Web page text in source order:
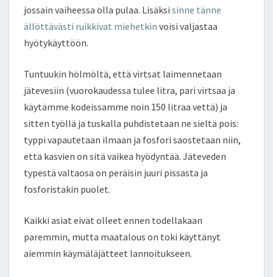
jossain vaiheessa olla pulaa. Lisäksi sinne tänne
ällöttävästi ruikkivat miehetkin voisi valjastaa
hyötykäyttöön.
Tuntuukin hölmöltä, että virtsat laimennetaan
jätevesiin (vuorokaudessa tulee litra, pari virtsaa ja
käytämme kodeissamme noin 150 litraa vettä) ja
sitten työllä ja tuskalla puhdistetaan ne sieltä pois:
typpi vapautetaan ilmaan ja fosfori saostetaan niin,
että kasvien on sitä vaikea hyödyntää. Jäteveden
typestä valtaosa on peräisin juuri pissasta ja
fosforistakin puolet.
Kaikki asiat eivät olleet ennen todellakaan
paremmin, mutta maatalous on toki käyttänyt
aiemmin käymäläjätteet lannoitukseen.